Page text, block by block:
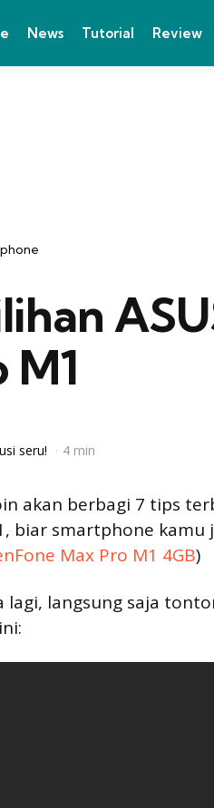
News Tutorial Review
M1
seru! 4 min
akan berbagi 7 tips
biar smartphone kamu
Max Pro M1 4GB)
langsung saja